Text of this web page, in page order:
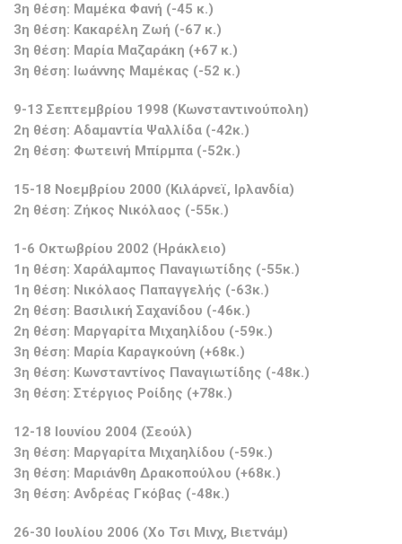
3η θέση: Μαμέκα Φανή (-45 κ.)
3η θέση: Κακαρέλη Ζωή (-67 κ.)
3η θέση: Μαρία Μαζαράκη (+67 κ.)
3η θέση: Ιωάννης Μαμέκας (-52 κ.)
9-13 Σεπτεμβρίου 1998 (Κωνσταντινούπολη)
2η θέση: Αδαμαντία Ψαλλίδα (-42κ.)
2η θέση: Φωτεινή Μπίρμπα (-52κ.)
15-18 Νοεμβρίου 2000 (Κιλάρνεϊ, Ιρλανδία)
2η θέση: Ζήκος Νικόλαος (-55κ.)
1-6 Οκτωβρίου 2002 (Ηράκλειο)
1η θέση: Χαράλαμπος Παναγιωτίδης (-55κ.)
1η θέση: Νικόλαος Παπαγγελής (-63κ.)
2η θέση: Βασιλική Σαχανίδου (-46κ.)
2η θέση: Μαργαρίτα Μιχαηλίδου (-59κ.)
3η θέση: Μαρία Καραγκούνη (+68κ.)
3η θέση: Κωνσταντίνος Παναγιωτίδης (-48κ.)
3η θέση: Στέργιος Ροίδης (+78κ.)
12-18 Ιουνίου 2004 (Σεούλ)
3η θέση: Μαργαρίτα Μιχαηλίδου (-59κ.)
3η θέση: Μαριάνθη Δρακοπούλου (+68κ.)
3η θέση: Ανδρέας Γκόβας (-48κ.)
26-30 Ιουλίου 2006 (Χο Τσι Μινχ, Βιετνάμ)